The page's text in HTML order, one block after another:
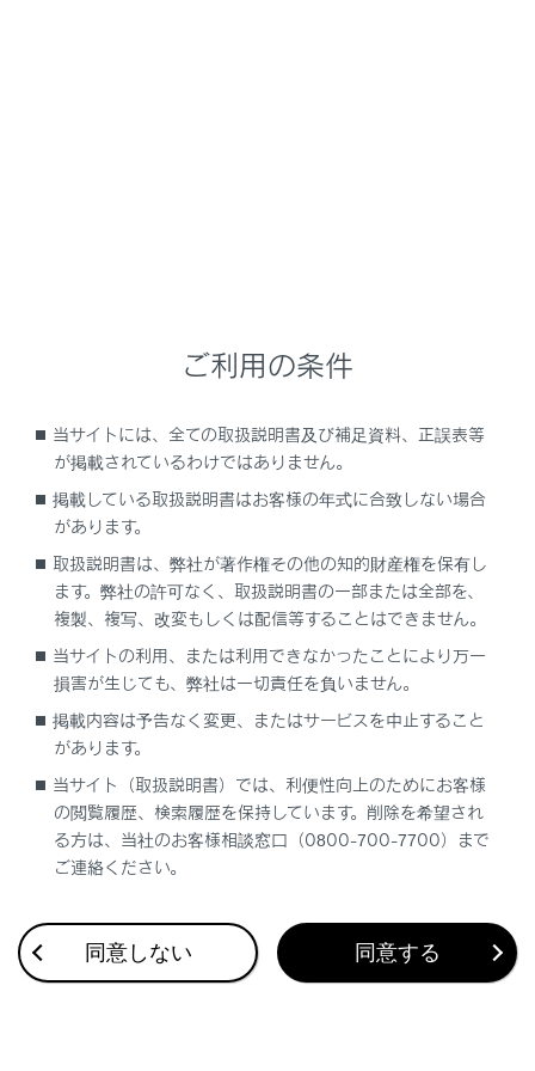
システムのON／OFF を変更する
ディスプレイ表示とシステムの作動状況
合わせて見られているページ
フルタイム4WD
ドライブモードセレクトスイッチ
レーダークルーズコントロール
このページは役に立ちましたか？
ご利用の条件
当サイトには、全ての取扱説明書及び補足資料、正誤表等
が掲載されているわけではありません。
掲載している取扱説明書はお客様の年式に合致しない場合
があります。
取扱説明書は、弊社が著作権その他の知的財産権を保有し
ます。弊社の許可なく、取扱説明書の一部または全部を、
複製、複写、改変もしくは配信等することはできません。
当サイトの利用、または利用できなかったことにより万一
損害が生じても、弊社は一切責任を負いません。
掲載内容は予告なく変更、またはサービスを中止すること
があります。
当サイト（取扱説明書）では、利便性向上のためにお客様
の閲覧履歴、検索履歴を保持しています。削除を希望され
る方は、当社のお客様相談窓口（0800-700-7700）まで
ご連絡ください。
同意しない 同意する